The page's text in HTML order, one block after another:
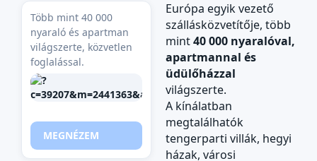
Több mint 40 000
nyaraló és apartman
világszerte, közvetlen
foglalással.
MEGNÉZEM
Európa egyik vezető
szállásközvetítője, több
mint40 000 nyaralóval,
apartmannal és
üdülőházzal
világszerte.
A kínálatban
megtalálhatók
tengerparti villák, hegyi
házak, városi